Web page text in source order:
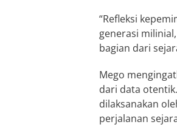
“Refleksi
generasi
bagian dari
Mego
dari data
dilaksanakan
perjalanan